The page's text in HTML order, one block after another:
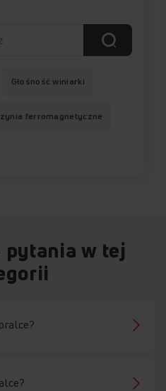
Głośność winiarki
ferromagnetyczne
pytania w tej